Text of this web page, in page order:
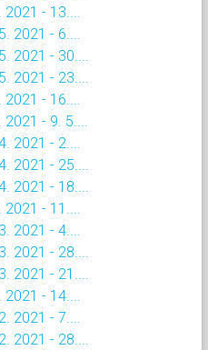
- 13....
2021 - 6....
2021 - 30....
2021 - 23....
- 16....
- 9. 5....
2021 - 2....
2021 - 25....
2021 - 18....
- 11....
2021 - 4....
2021 - 28....
2021 - 21....
- 14....
2021 - 7....
2021 - 28....